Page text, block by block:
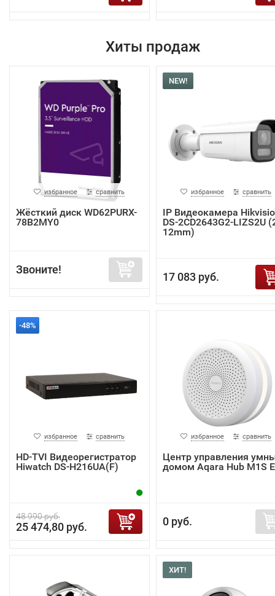
Хиты продаж
избранное сравнить
Жёсткий диск WD62PURX-
78B2MY0
Звоните!
NEW!
избранное сравнить
IP Видеокамера
DS-2CD2643G2-LIZS2U
12mm)
17 083 руб.
-48%
избранное сравнить
HD-TVI Видеорегистратор
Hiwatch DS-H216UA(F)
48 990 руб.
25 474,80 руб.
избранное сравнить
Центр управления
домом Aqara Hub M1S
0 руб.
ХИТ!